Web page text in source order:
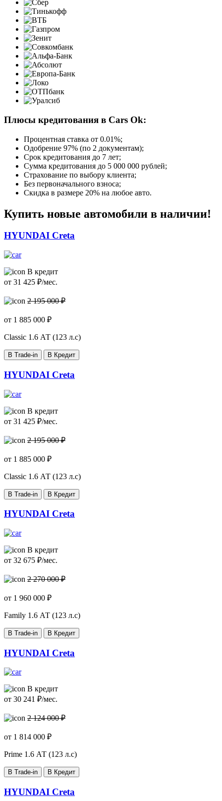
Плюсы кредитования в Cars Ok:
Процентная ставка от 0.01%;
Одобрение 97% (по 2 документам);
Срок кредитования до 7 лет;
Сумма кредитования до 5 000 000 рублей;
Страхование по выбору клиента;
Без первоначального взноса;
Скидка в размере 20% на любое авто.
Купить новые автомобили в наличии!
HYUNDAI Creta
В кредит
от 31 425 ₽/мес.
2 195 000 ₽
от 1 885 000 ₽
Classic 1.6 АТ (123 л.с)
В Trade-in В Кредит
HYUNDAI Creta
В кредит
от 31 425 ₽/мес.
2 195 000 ₽
от 1 885 000 ₽
Classic 1.6 АТ (123 л.с)
В Trade-in В Кредит
HYUNDAI Creta
В кредит
от 32 675 ₽/мес.
2 270 000 ₽
от 1 960 000 ₽
Family 1.6 АТ (123 л.с)
В Trade-in В Кредит
HYUNDAI Creta
В кредит
от 30 241 ₽/мес.
2 124 000 ₽
от 1 814 000 ₽
Prime 1.6 АТ (123 л.с)
В Trade-in В Кредит
HYUNDAI Creta